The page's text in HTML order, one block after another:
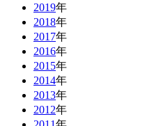
2019年
2018年
2017年
2016年
2015年
2014年
2013年
2012年